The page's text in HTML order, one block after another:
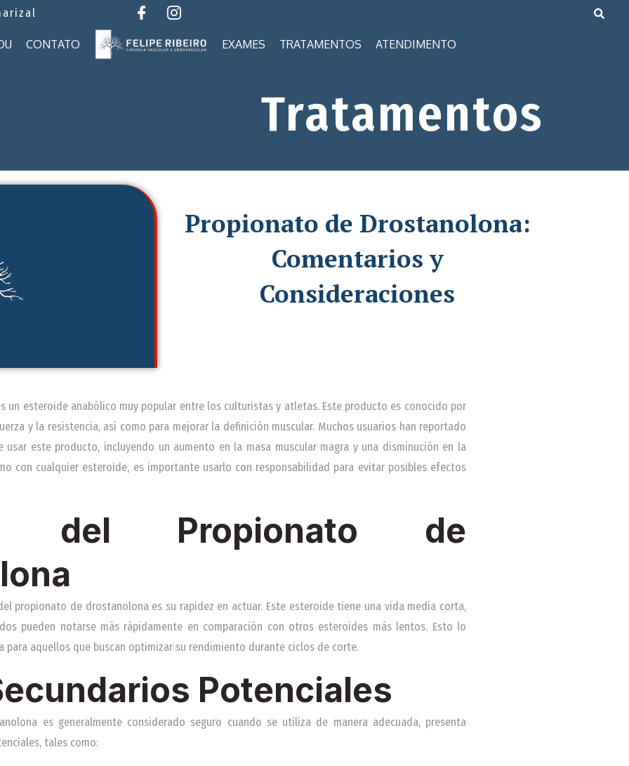
CONTATO EXAMES TRATAMENTOS ATENDIMENTO
Tratamentos
Propionato de Drostanolona:
Comentarios y
Consideraciones
un esteroide anabólico muy popular entre los culturistas y atletas. Este producto es conocido por
y la resistencia, así como para mejorar la definición muscular. Muchos usuarios han reportado
este producto, incluyendo un aumento en la masa muscular magra y una disminución en la
con cualquier esteroide, es importante usarlo con responsabilidad para evitar posibles efectos
del Propionato de
propionato de drostanolona es su rapidez en actuar. Este esteroide tiene una vida media corta,
pueden notarse más rápidamente en comparación con otros esteroides más lentos. Esto lo
para aquellos que buscan optimizar su rendimiento durante ciclos de corte.
Potenciales
es generalmente considerado seguro cuando se utiliza de manera adecuada, presenta
tales como: